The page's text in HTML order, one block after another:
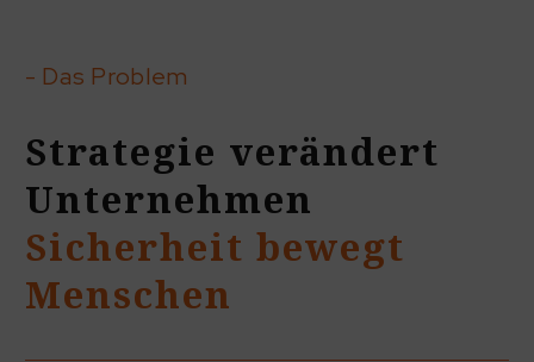
- Das Problem
Strategie verändert
Unternehmen
Sicherheit bewegt
Menschen